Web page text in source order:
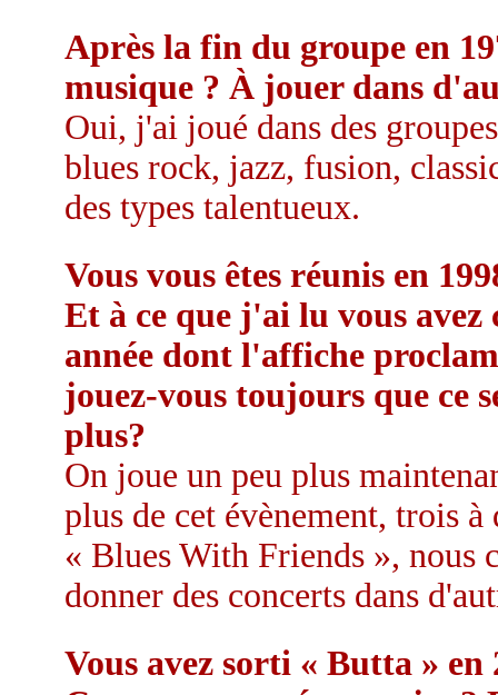
Après la fin du groupe en
musique ? À jouer dans
Oui, j'ai joué dans des
blues rock, jazz, fusion,
des types talentueux.
Vous vous êtes réunis en
Et à ce que j'ai lu vous
année dont l'affiche
jouez-vous toujours que ce
plus?
On joue un peu plus
plus de cet évènement, trois
« Blues With Friends », nous
donner des concerts dans
Vous avez sorti « Butta » en